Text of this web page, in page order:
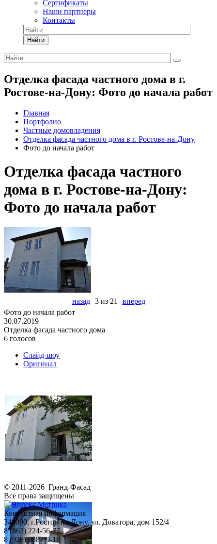
Сертификаты
Наши партнеры
Контакты
Найти
Отделка фасада частного дома в г.
Ростове-на-Дону: Фото до начала работ
Главная
Портфолио
Частные домовладения
Отделка фасада частного дома в г. Ростове-на-Дону
Фото до начала работ
Отделка фасада частного
дома в г. Ростове-на-Дону:
Фото до начала работ
назад 3 из 21
вперед
Фото до начала работ
30.07.2019
Отделка фасада частного дома
6 голосов
Слайд-шоу
Оригинал
© 2011-2026 Гранд-Фасад
Все права защищены
Контактная информация
344090, г.Ростов-на-Дону, ул. Доватора, дом 152/4
8 (863) 224-56-77
8 (928) 988-09-18